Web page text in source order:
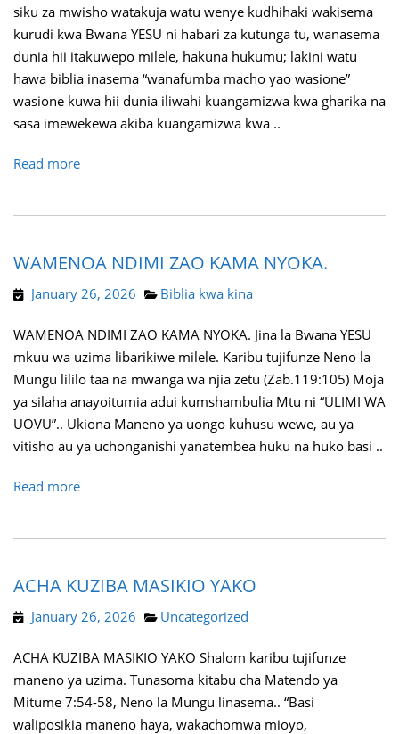
siku za mwisho watakuja watu wenye kudhihaki wakisema
kurudi kwa Bwana YESU ni habari za kutunga tu, wanasema
dunia hii itakuwepo milele, hakuna hukumu; lakini watu
hawa biblia inasema “wanafumba macho yao wasione”
wasione kuwa hii dunia iliwahi kuangamizwa kwa gharika na
sasa imewekewa akiba kuangamizwa kwa ..
Read more
WAMENOA NDIMI ZAO KAMA NYOKA.
January 26, 2026 Biblia kwa kina
WAMENOA NDIMI ZAO KAMA NYOKA. Jina la Bwana YESU
mkuu wa uzima libarikiwe milele. Karibu tujifunze Neno la
Mungu lililo taa na mwanga wa njia zetu (Zab.119:105) Moja
ya silaha anayoitumia adui kumshambulia Mtu ni “ULIMI WA
UOVU”.. Ukiona Maneno ya uongo kuhusu wewe, au ya
vitisho au ya uchonganishi yanatembea huku na huko basi ..
Read more
ACHA KUZIBA MASIKIO YAKO
January 26, 2026 Uncategorized
ACHA KUZIBA MASIKIO YAKO Shalom karibu tujifunze
maneno ya uzima. Tunasoma kitabu cha Matendo ya
Mitume 7:54-58, Neno la Mungu linasema.. “Basi
waliposikia maneno haya, wakachomwa mioyo,